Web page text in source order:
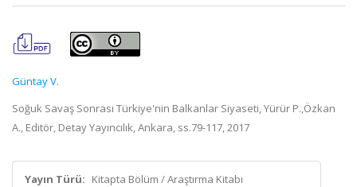
Güntay V.
Soğuk Savaş Sonrası Türkiye'nin Balkanlar Siyaseti, Yürür P.,Özkan
A., Editör, Detay Yayıncılık, Ankara, ss.79-117, 2017
Yayın Türü: Kitapta Bölüm / Araştırma Kitabı